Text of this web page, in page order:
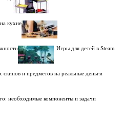
кухне
Игры для детей в Steam
и предметов на реальные деньги
необходимые компоненты и задачи